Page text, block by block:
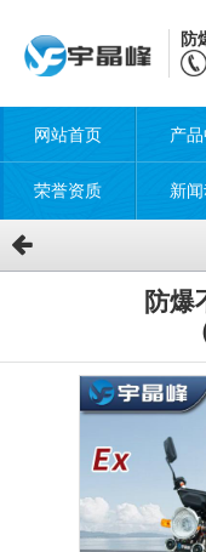
防
网站首页 产
荣誉资质 新
防爆